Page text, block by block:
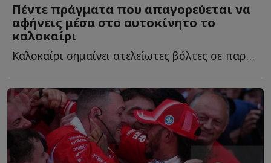
Πέντε πράγματα που απαγορεύεται να
αφήνεις μέσα στο αυτοκίνητο το
καλοκαίρι
Καλοκαίρι σημαίνει ατελείωτες βόλτες σε παραλίες. Σ...